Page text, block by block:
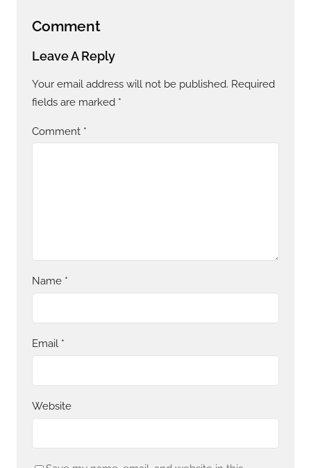
Comment
Leave A Reply
Your email address will not be published. Required
fields are marked *
Comment *
Name *
Email *
Website